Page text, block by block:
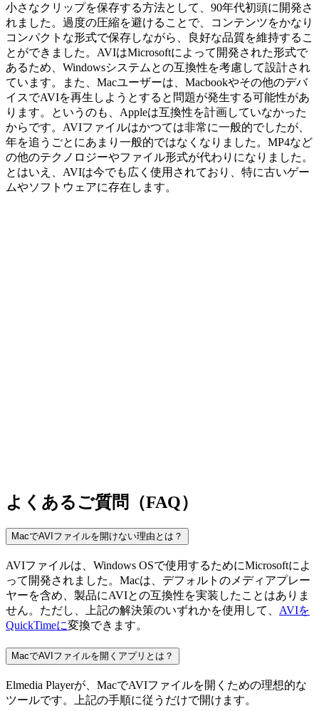
小さなクリップを保存する方法として、90年代初頭に開発さ
れました。過度の圧縮を避けることで、コンテンツをかなり
コンパクトな形式で保存しながら、良好な品質を維持するこ
とができました。AVIはMicrosoftによって開発された形式で
あるため、Windowsシステムとの互換性を考慮して設計され
ています。また、Macユーザーは、Macbookやその他のデバ
イスでAVIを再生しようとすると問題が発生する可能性があ
ります。というのも、Appleは互換性を計画していなかった
からです。AVIファイルはかつては非常に一般的でしたが、
年を追うごとにあまり一般的ではなくなりました。MP4など
の他のテクノロジーやファイル形式が代わりになりました。
とはいえ、AVIは今でも広く使用されており、特に古いゲー
ムやソフトウェアに存在します。
よくあるご質問（FAQ）
MacでAVIファイルを開けない理由とは？
AVIファイルは、Windows OSで使用するためにMicrosoftによ
って開発されました。Macは、デフォルトのメディアプレー
ヤーを含め、製品にAVIとの互換性を実装したことはありま
せん。ただし、上記の解決策のいずれかを使用して、 AVIを
QuickTimeに変換できます。
MacでAVIファイルを開くアプリとは？
Elmedia Playerが、MacでAVIファイルを開くための理想的な
ツールです。上記の手順に従うだけで開けます。